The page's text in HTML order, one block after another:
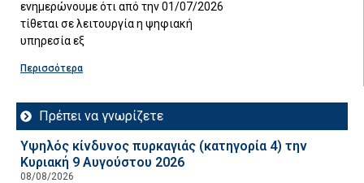
ενημερώνουμε ότι από την 01/07/2026
τίθεται σε λειτουργία η ψηφιακή
υπηρεσία εξ
Περισσότερα
Πρέπει να γνωρίζετε
Υψηλός κίνδυνος πυρκαγιάς (κατηγορία 4) την
Κυριακή 9 Αυγούστου 2026
08/08/2026